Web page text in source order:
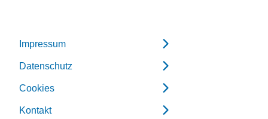
Impressum
Datenschutz
Cookies
Kontakt